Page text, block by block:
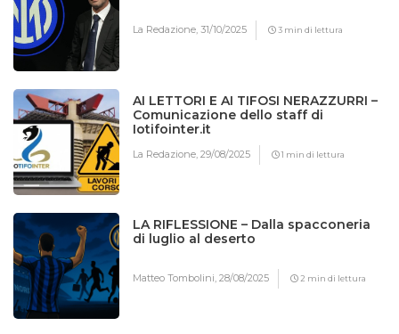
La Redazione,31/10/2025 3 min di lettura
AI LETTORI E AI TIFOSI NERAZZURRI –
Comunicazione dello staff di
Iotifointer.it
La Redazione,29/08/2025 1 min di lettura
LA RIFLESSIONE – Dalla spacconeria
di luglio al deserto
Matteo Tombolini,28/08/2025 2 min di lettura